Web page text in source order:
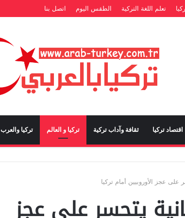
تعلم اللغة التركية الطقس اليوم اتصل بنا
اقتصاد تركيا ثقافة وآداب تركية تركيا و العالم تركيا والعرب
على عجز الأوروبيين أمام تركيا
يتحسر على عجز